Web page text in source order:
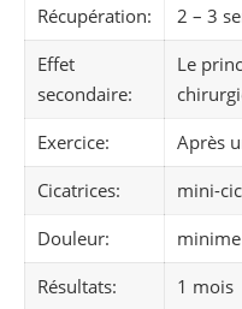
Récupération:
2 – 3
Effet
secondaire:
Le
Exercice:
Après
Cicatrices:
mini-
Douleur:
minime
Résultats:
1 mois